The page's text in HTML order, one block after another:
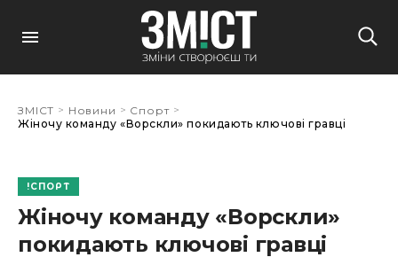
ЗМІСТ > Новини > Спорт >
Жіночу команду «Ворскли» покидають ключові гравці
СПОРТ
Жіночу команду «Ворскли»
покидають ключові гравці